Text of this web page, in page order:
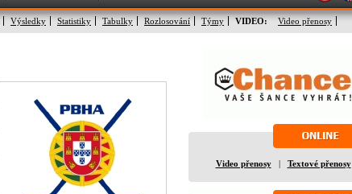
Výsledky Statistiky Tabulky Rozlosování Týmy VIDEO: Video přenosy
Video přenosy| Textové přenosy